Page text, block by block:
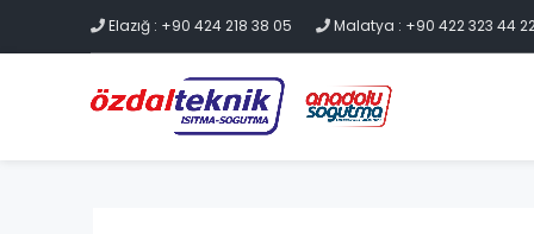
Elazığ : +90 424 218 38 05 Malatya : +90 422 323 44